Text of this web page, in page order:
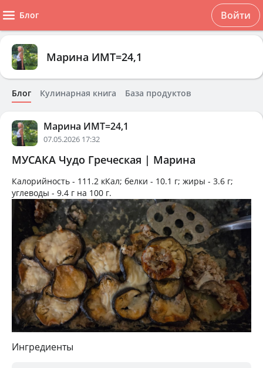
Блог Войти
Марина ИМТ=24,1
Блог Кулинарная книга База продуктов
Марина ИМТ=24,1
07.05.2026 17:32
МУСАКА Чудо Греческая | Марина
Калорийность - 111.2 кКал; белки - 10.1 г; жиры - 3.6 г;
углеводы - 9.4 г на 100 г.
Ингредиенты